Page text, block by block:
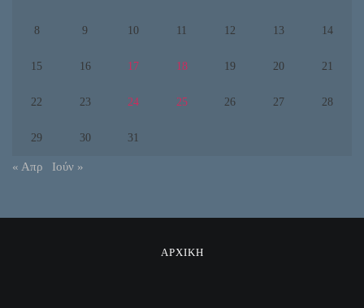
8 9 10 11 12 13 14
15 16 17 18 19 20 21
22 23 24 25 26 27 28
29 30 31
« Απρ Ιούν »
ΑΡΧΙΚΗ